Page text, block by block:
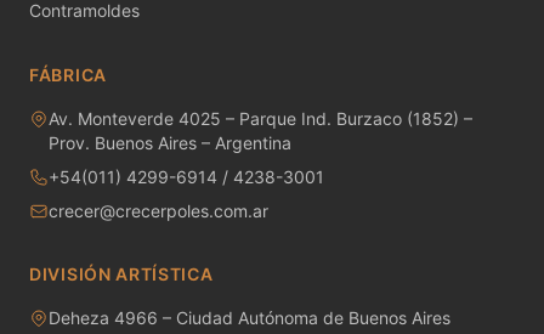
Pinceles
Placas Refractarias
Refractarios y artículos para horno
Contramoldes
FÁBRICA
Av. Monteverde 4025 – Parque Ind. Burzaco (1852) –
Prov. Buenos Aires – Argentina
+54(011) 4299-6914 / 4238-3001
crecer@crecerpoles.com.ar
DIVISIÓN ARTÍSTICA
Deheza 4966 – Ciudad Autónoma de Buenos Aires